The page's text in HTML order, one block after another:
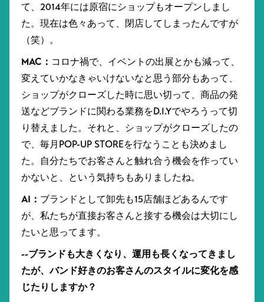
て、2014年には原宿にショップもオープンしまし
た。現在は色々あって、閉店してしまったんですが
（笑）。
MAC： コロナ禍で、イベントの出展とかも減って、
変えていかなきゃいけないなと思う部分もあって、
ショップがクローズした時に思い切って、商品の発
送などブランドに関わる業務をD.I.Yでやろうって切
り替えました。それと、ショップがクローズしたの
で、毎月POP-UP STOREを行なうことも決めまし
た。自分たちでお客さんと触れ合う機会を作ってい
かないと、という気持ちもありましたね。
AI： ブランドとして卸先も15店舗ほどあるんです
が、私たちが直接お客さんと接する機会は大切にし
たいと思ってます。
--ブランドも大きくなり、運用も長くなってきまし
たが、バンド好きのお客さんのスタイルに変化を感
じたりしますか？